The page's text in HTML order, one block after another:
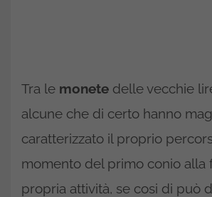
Tra le monete delle vecchie
alcune che di certo hanno
caratterizzato il proprio
momento del primo conio alla
propria attività, se cosi di può